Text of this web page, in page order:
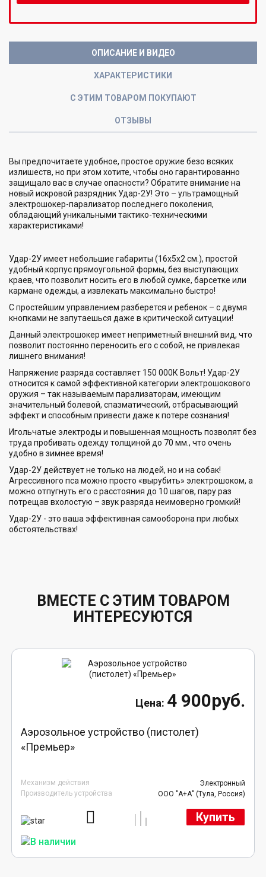
ОПИСАНИЕ И ВИДЕО
ХАРАКТЕРИСТИКИ
С ЭТИМ ТОВАРОМ ПОКУПАЮТ
ОТЗЫВЫ
Вы предпочитаете удобное, простое оружие безо всяких
излишеств, но при этом хотите, чтобы оно гарантированно
защищало вас в случае опасности? Обратите внимание на
новый искровой разрядник Удар-2У! Это – ультрамощный
электрошокер-парализатор последнего поколения,
обладающий уникальными тактико-техническими
характеристиками!
Удар-2У имеет небольшие габариты (16х5х2 см.), простой
удобный корпус прямоугольной формы, без выступающих
краев, что позволит носить его в любой сумке, барсетке или
кармане одежды, а извлекать максимально быстро!
С простейшим управлением разберется и ребенок – с двумя
кнопками не запутаешься даже в критической ситуации!
Данный электрошокер имеет неприметный внешний вид, что
позволит постоянно переносить его с собой, не привлекая
лишнего внимания!
Напряжение разряда составляет 150 000К Вольт! Удар-2У
относится к самой эффективной категории электрошокового
оружия – так называемым парализаторам, имеющим
значительный болевой, спазматический, отбрасывающий
эффект и способным привести даже к потере сознания!
Игольчатые электроды и повышенная мощность позволят без
труда пробивать одежду толщиной до 70 мм., что очень
удобно в зимнее время!
Удар-2У действует не только на людей, но и на собак!
Агрессивного пса можно просто «вырубить» электрошоком, а
можно отпугнуть его с расстояния до 10 шагов, пару раз
потрещав вхолостую – звук разряда неимоверно громкий!
Удар-2У - это ваша эффективная самооборона при любых
обстоятельствах!
ВМЕСТЕ С ЭТИМ ТОВАРОМ
ИНТЕРЕСУЮТСЯ
4 900руб.
Аэрозольное устройство (пистолет)
«Премьер»
Механизм действия
Электронный
Производитель устройства
ООО "А+А" (Тула, Россия)
Купить